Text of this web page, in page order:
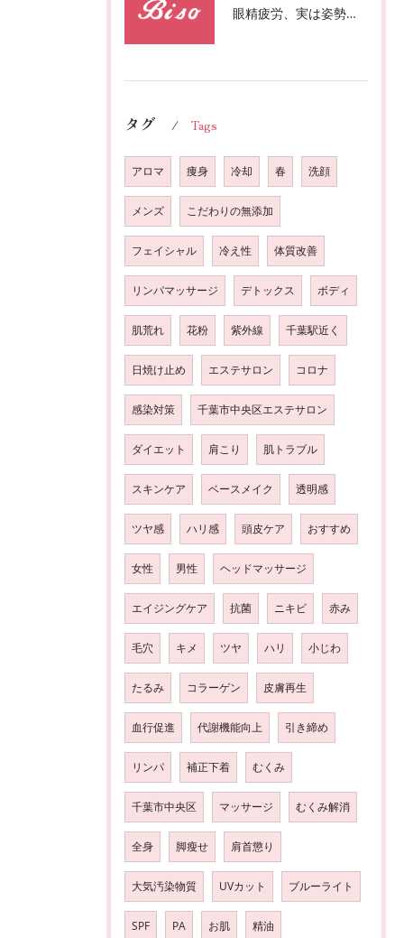
眼精疲労、実は姿勢が原因かも?駅近おすすめメニュー全身リンパマッサージで全身スッキリ♪
タグ Tags
アロマ 痩身 冷却 春 洗顔
メンズ こだわりの無添加
フェイシャル 冷え性 体質改善
リンパマッサージ デトックス ボディ
肌荒れ 花粉 紫外線 千葉駅近く
日焼け止め エステサロン コロナ
感染対策 千葉市中央区エステサロン
ダイエット 肩こり 肌トラブル
スキンケア ベースメイク 透明感
ツヤ感 ハリ感 頭皮ケア おすすめ
女性 男性 ヘッドマッサージ
エイジングケア 抗菌 ニキビ 赤み
毛穴 キメ ツヤ ハリ 小じわ
たるみ コラーゲン 皮膚再生
血行促進 代謝機能向上 引き締め
リンパ 補正下着 むくみ
千葉市中央区 マッサージ むくみ解消
全身 脚瘦せ 肩首懲り
大気汚染物質 UVカット ブルーライト
SPF PA お肌 精油